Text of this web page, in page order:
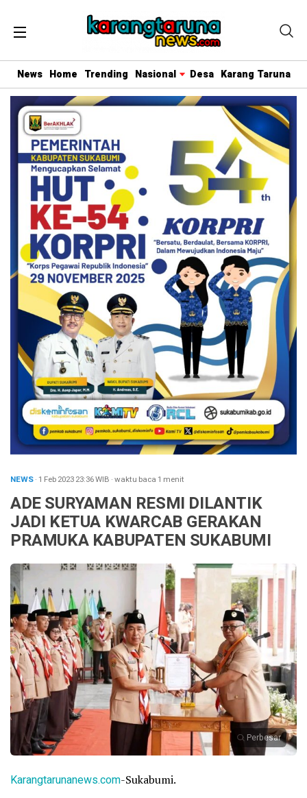
News Home Trending Nasional Desa Karang Taruna
NEWS· 1 Feb 202323:36WIB ·waktu baca 1 menit
ADE SURYAMAN RESMI DILANTIK
JADI KETUA KWARCAB GERAKAN
PRAMUKA KABUPATEN SUKABUMI
Perbesar
Karangtarunanews.com-Sukabumi.